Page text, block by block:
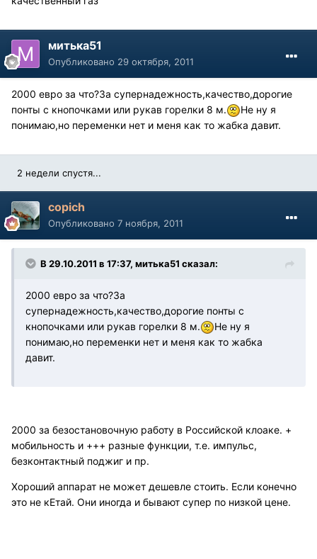
митька51
Опубликовано 29 октября, 2011
2000 евро за что?За супернадежность,качество,дорогие
понты с кнопочками или рукав горелки 8 м.
Не ну я
понимаю,но переменки нет и меня как то жабка давит.
2 недели спустя...
copich
Опубликовано 7 ноября, 2011
В 29.10.2011 в 17:37, митька51 сказал:
2000 евро за что?За
супернадежность,качество,дорогие понты с
кнопочками или рукав горелки 8 м.
Не ну я
понимаю,но переменки нет и меня как то жабка
давит.
2000 за безостановочную работу в Российской клоаке. +
мобильность и +++ разные функции, т.е. импульс,
безконтактный поджиг и пр.
Хороший аппарат не может дешевле стоить. Если конечно
это не кЕтай. Они иногда и бывают супер по низкой цене.